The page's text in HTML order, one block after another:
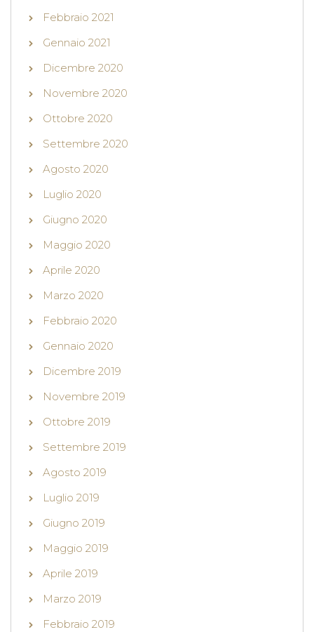
Febbraio 2021
Gennaio 2021
Dicembre 2020
Novembre 2020
Ottobre 2020
Settembre 2020
Agosto 2020
Luglio 2020
Giugno 2020
Maggio 2020
Aprile 2020
Marzo 2020
Febbraio 2020
Gennaio 2020
Dicembre 2019
Novembre 2019
Ottobre 2019
Settembre 2019
Agosto 2019
Luglio 2019
Giugno 2019
Maggio 2019
Aprile 2019
Marzo 2019
Febbraio 2019